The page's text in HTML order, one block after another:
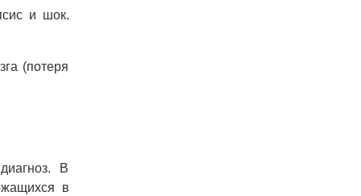
и шок.
(потеря
В
в